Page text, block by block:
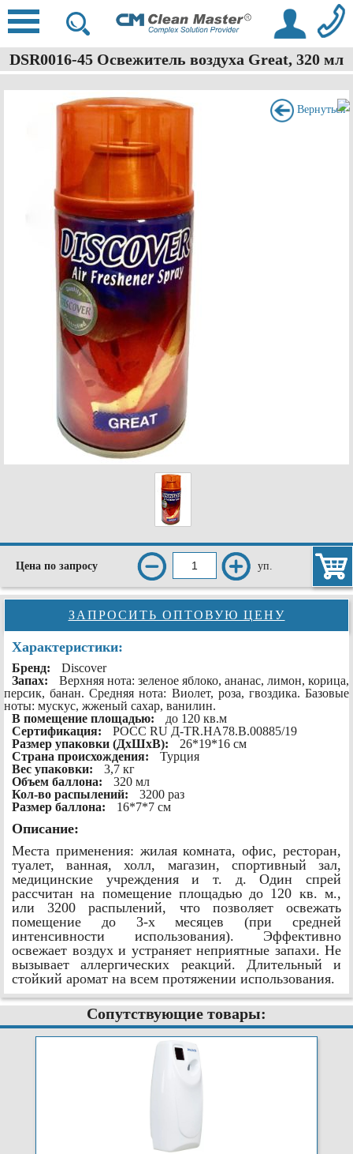
DSR0016-45 Освежитель воздуха Great, 320 мл
Вернуться
Цена по запросу уп.
ЗАПРОСИТЬ ОПТОВУЮ ЦЕНУ
Характеристики:
Бренд:
Discover
Запах:
Верхняя нота: зеленое яблоко, ананас, лимон, корица,
персик, банан. Средняя нота: Виолет, роза, гвоздика. Базовые
ноты: мускус, жженый сахар, ванилин.
В помещение площадью:
до 120 кв.м
Сертификация:
РОСС RU Д-TR.HA78.B.00885/19
Размер упаковки (ДхШхВ):
26*19*16 см
Страна происхождения:
Турция
Вес упаковки:
3,7 кг
Объем баллона:
320 мл
Кол-во распылений:
3200 раз
Размер баллона:
16*7*7 см
Описание:
Места применения: жилая комната, офис, ресторан,
туалет, ванная, холл, магазин, спортивный зал,
медицинские учреждения и т. д. Один спрей
рассчитан на помещение площадью до 120 кв. м.,
или 3200 распылений, что позволяет освежать
помещение до 3-х месяцев (при средней
интенсивности использования). Эффективно
освежает воздух и устраняет неприятные запахи. Не
вызывает аллергических реакций. Длительный и
стойкий аромат на всем протяжении использования.
Сопутствующие товары: